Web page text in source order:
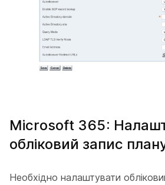
Microsoft 365:
обліковий запис
Необхідно налаштувати